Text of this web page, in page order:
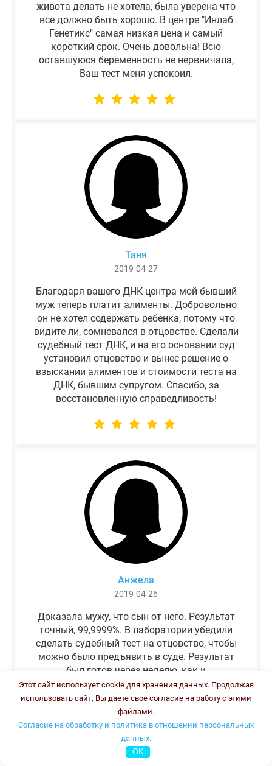
живота делать не хотела, была уверена что
все должно быть хорошо. В центре "Инлаб
Генетикс" самая низкая цена и самый
короткий срок. Очень довольна! Всю
оставшуюся беременность не нервничала,
Ваш тест меня успокоил.
Таня
2019-04-27
Благодаря вашего ДНК-центра мой бывший
муж теперь платит алименты. Добровольно
он не хотел содержать ребенка, потому что
видите ли, сомневался в отцовстве. Сделали
судебный тест ДНК, и на его основании суд
установил отцовство и вынес решение о
взыскании алиментов и стоимости теста на
ДНК, бывшим супругом. Спасибо, за
восстановленную справедливость!
Анжела
2019-04-26
Доказала мужу, что сын от него. Результат
точный, 99,9999%. В лаборатории убедили
сделать судебный тест на отцовство, чтобы
можно было предъявить в суде. Результат
был готов через неделю, как и
обещали.Теперь муж бегает и извиняется.
Этот сайт использует cookie для хранения данных. Продолжая
использовать сайт, Вы даете свое согласие на работу с этими
файлами.
Согласие на обработку и политика в отношении персональных
данных.
OK